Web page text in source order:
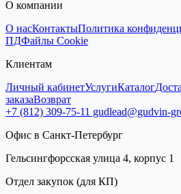
О компании
О насКонтактыПолитика
ПДФайлы Cookie
Клиентам
Личный кабинетУслугиКаталог
заказаВозврат
+7 (812) 309-75-11 gudlead@gudvin-
Офис в Санкт-Петербург
Гельсингфорсская улица 4, корпус 1
Отдел закупок (для КП)